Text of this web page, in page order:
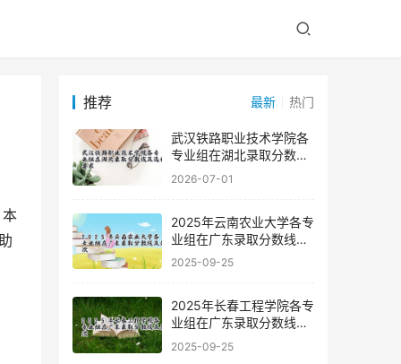
推荐 最新 热门
武汉铁路职业技术学院各
专业组在湖北录取分数线
及选科要求
2026-07-01
2025年云南农业大学各专
业组在广东录取分数线及
位次
2025-09-25
2025年长春工程学院各专
业组在广东录取分数线及
位次
2025-09-25